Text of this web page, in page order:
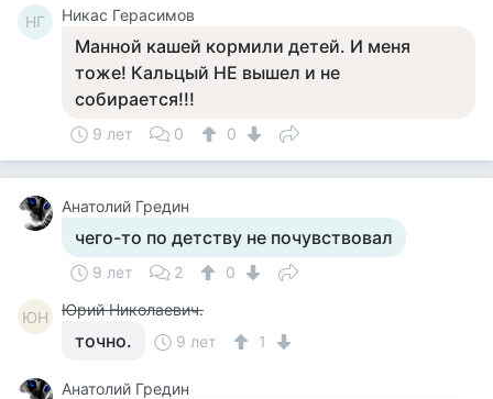
НГ Никас Герасимов
Манной кашей кормили детей. И меня
тоже! Кальцый НЕ вышел и не
собирается!!!
9 лет 0 0
Анатолий Гредин
чего-то по детству не почувствовал
9 лет 2 0
ЮН Юрий Николаевич.
точно. 9 лет 1
Анатолий Гредин